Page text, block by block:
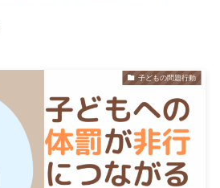
子どもの問題行動